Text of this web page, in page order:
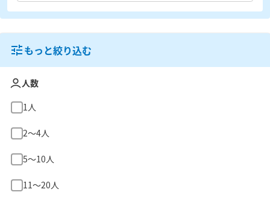
もっと絞り込む
人数
1人
2〜4人
5〜10人
11〜20人